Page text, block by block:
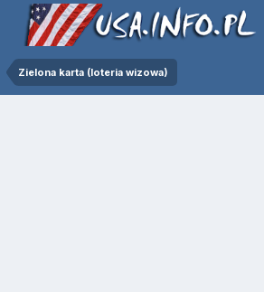
Zielona karta (loteria wizowa)